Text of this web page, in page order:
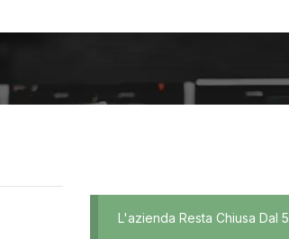
L'azienda Resta Chiusa Dal